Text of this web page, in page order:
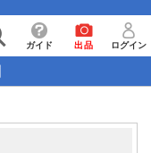
ガイド 出品 ログイン